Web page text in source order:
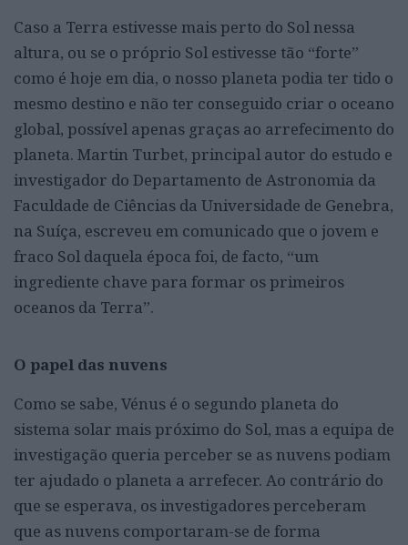
Caso a Terra estivesse mais perto do Sol nessa
altura, ou se o próprio Sol estivesse tão “forte”
como é hoje em dia, o nosso planeta podia ter tido o
mesmo destino e não ter conseguido criar o oceano
global, possível apenas graças ao arrefecimento do
planeta. Martin Turbet, principal autor do estudo e
investigador do Departamento de Astronomia da
Faculdade de Ciências da Universidade de Genebra,
na Suíça, escreveu em comunicado que o jovem e
fraco Sol daquela época foi, de facto, “um
ingrediente chave para formar os primeiros
oceanos da Terra”.
O papel das nuvens
Como se sabe, Vénus é o segundo planeta do
sistema solar mais próximo do Sol, mas a equipa de
investigação queria perceber se as nuvens podiam
ter ajudado o planeta a arrefecer. Ao contrário do
que se esperava, os investigadores perceberam
que as nuvens comportaram-se de forma